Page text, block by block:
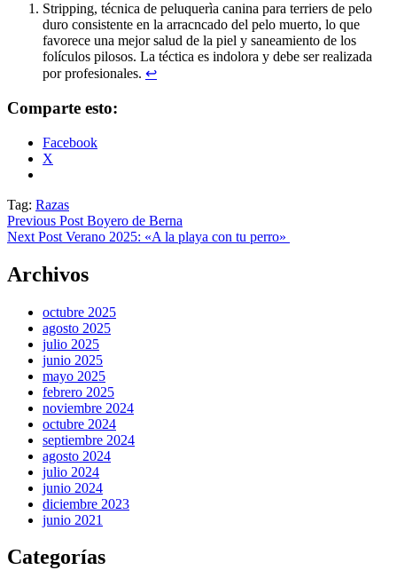
Stripping, técnica de peluquerìa canina para terriers de pelo
duro consistente en la arracncado del pelo muerto, lo que
favorece una mejor salud de la piel y saneamiento de los
folículos pilosos. La téctica es indolora y debe ser realizada
por profesionales. ↩︎
Comparte esto:
Facebook
X
Tag: Razas
Previous Post Boyero de Berna
Next Post Verano 2025: «A la playa con tu perro»
Archivos
octubre 2025
agosto 2025
julio 2025
junio 2025
mayo 2025
febrero 2025
noviembre 2024
octubre 2024
septiembre 2024
agosto 2024
julio 2024
junio 2024
diciembre 2023
junio 2021
Categorías